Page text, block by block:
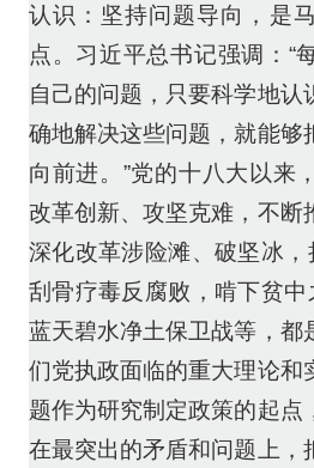
认识：坚持问题导向，是
点。习近平总书记强调：“
自己的问题，只要科学地认
确地解决这些问题，就能够
向前进。”党的十八大以来
改革创新、攻坚克难，不断
深化改革涉险滩、破坚冰，
刮骨疗毒反腐败，啃下贫中
蓝天碧水净土保卫战等，都
们党执政面临的重大理论和
题作为研究制定政策的起点
在最突出的矛盾和问题上，